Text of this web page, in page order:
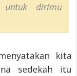
untuk dirimu
kita
sedekah itu